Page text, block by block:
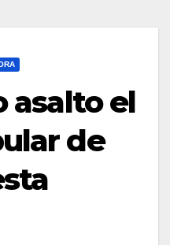
asalto el
de